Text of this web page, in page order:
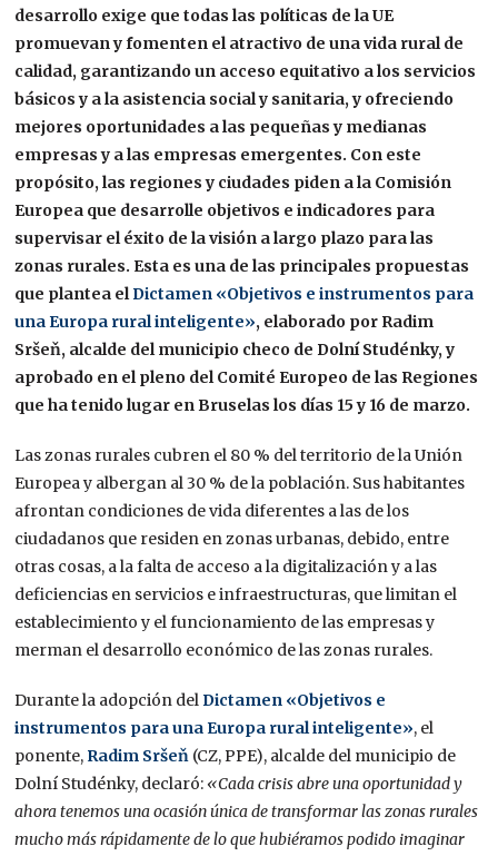
desarrollo exige que todas las políticas de la UE
promuevan y fomenten el atractivo de una vida rural de
calidad, garantizando un acceso equitativo a los servicios
básicos y a la asistencia social y sanitaria, y ofreciendo
mejores oportunidades a las pequeñas y medianas
empresas y a las empresas emergentes. Con este
propósito, las regiones y ciudades piden a la Comisión
Europea que desarrolle objetivos e indicadores para
supervisar el éxito de la visión a largo plazo para las
zonas rurales. Esta es una de las principales propuestas
que plantea elDictamen «Objetivos e instrumentos para
una Europa rural inteligente», elaborado por Radim
Sršeň, alcalde del municipio checo de Dolní Studénky, y
aprobado en el pleno del Comité Europeo de las Regiones
que ha tenido lugar en Bruselas los días 15 y 16 de marzo.
Las zonas rurales cubren el 80 % del territorio de la Unión
Europea y albergan al 30 % de la población. Sus habitantes
afrontan condiciones de vida diferentes a las de los
ciudadanos que residen en zonas urbanas, debido, entre
otras cosas, a la falta de acceso a la digitalización y a las
deficiencias en servicios e infraestructuras, que limitan el
establecimiento y el funcionamiento de las empresas y
merman el desarrollo económico de las zonas rurales.
Durante la adopción delDictamen «Objetivos e
instrumentos para una Europa rural inteligente», el
ponente, Radim Sršeň (CZ, PPE), alcalde del municipio de
Dolní Studénky, declaró: «Cada crisis abre una oportunidad y
ahora tenemos una ocasión única de transformar las zonas rurales
mucho más rápidamente de lo que hubiéramos podido imaginar